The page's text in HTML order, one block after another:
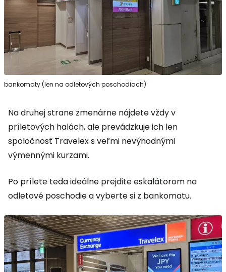
bankomaty (len na odletových poschodiach)
Na druhej strane zmenárne nájdete vždy v
príletových halách, ale prevádzkuje ich len
spoločnosť Travelex s veľmi nevýhodnými
výmennými kurzami.
Po prílete teda ideálne prejdite eskalátorom na
odletové poschodie a vyberte si z bankomatu.